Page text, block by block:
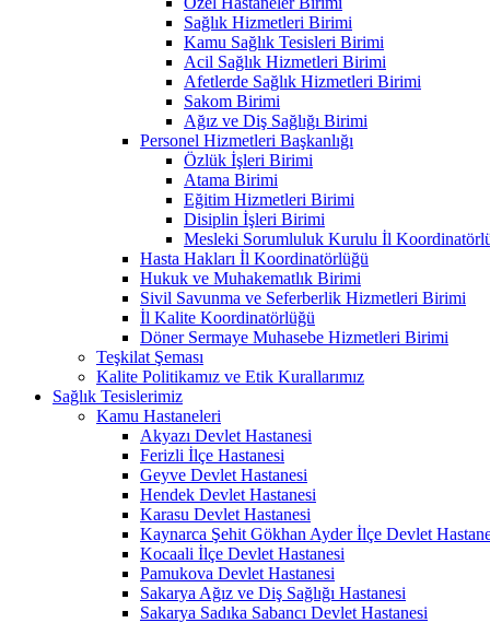
Sağlık Hizmetleri Birimi
Kamu Sağlık Tesisleri Birimi
Acil Sağlık Hizmetleri Birimi
Afetlerde Sağlık Hizmetleri Birimi
Sakom Birimi
Ağız ve Diş Sağlığı Birimi
Personel Hizmetleri Başkanlığı
Özlük İşleri Birimi
Atama Birimi
Eğitim Hizmetleri Birimi
Disiplin İşleri Birimi
Mesleki Sorumluluk Kurulu İl
Hasta Hakları İl Koordinatörlüğü
Hukuk ve Muhakematlık Birimi
Sivil Savunma ve Seferberlik Hizmetleri Birimi
İl Kalite Koordinatörlüğü
Döner Sermaye Muhasebe Hizmetleri Birimi
Teşkilat Şeması
Kalite Politikamız ve Etik Kurallarımız
Sağlık Tesislerimiz
Kamu Hastaneleri
Akyazı Devlet Hastanesi
Ferizli İlçe Hastanesi
Geyve Devlet Hastanesi
Hendek Devlet Hastanesi
Karasu Devlet Hastanesi
Kaynarca Şehit Gökhan Ayder İlçe Devlet
Kocaali İlçe Devlet Hastanesi
Pamukova Devlet Hastanesi
Sakarya Ağız ve Diş Sağlığı Hastanesi
Sakarya Sadıka Sabancı Devlet Hastanesi